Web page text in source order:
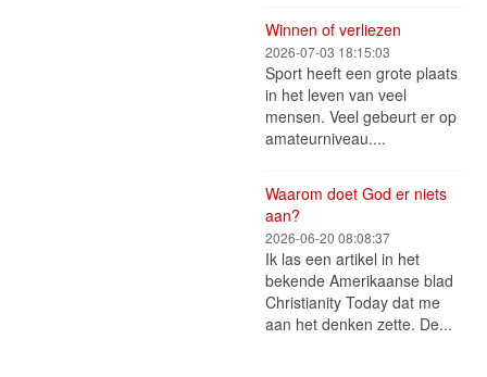
Winnen of verliezen
2026-07-03 18:15:03
Sport heeft een grote plaats
in het leven van veel
mensen. Veel gebeurt er op
amateurniveau....
Waarom doet God er niets
aan?
2026-06-20 08:08:37
Ik las een artikel in het
bekende Amerikaanse blad
Christianity Today dat me
aan het denken zette. De...